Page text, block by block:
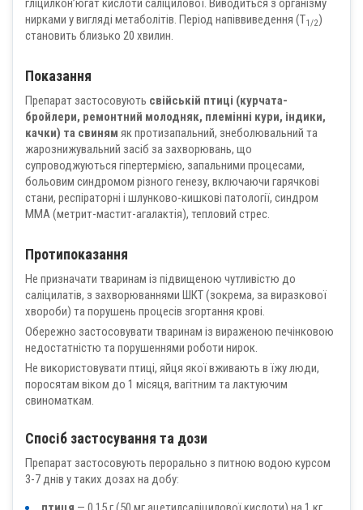
гліцилкон’югат кислоти саліцилової. Виводиться з організму
нирками у вигляді метаболітів. Період напіввиведення (Т1/2)
становить близько 20 хвилин.
Показання
Препарат застосовують свійській птиці (курчата-
бройлери, ремонтний молодняк, племінні кури, індики,
качки) та свиням як протизапальний, знеболювальний та
жарознижувальний засіб за захворювань, що
супроводжуються гіпертермією, запальними процесами,
больовим синдромом різного генезу, включаючи гарячкові
стани, респіраторні і шлунково-кишкові патології, синдром
ММА (метрит-мастит-агалактія), тепловий стрес.
Протипоказання
Не призначати тваринам із підвищеною чутливістю до
саліцилатів, з захворюваннями ШКТ (зокрема, за виразкової
хвороби) та порушень процесів згортання крові.
Обережно застосовувати тваринам із вираженою печінковою
недостатністю та порушеннями роботи нирок.
Не використовувати птиці, яйця якої вживають в їжу люди,
поросятам віком до 1 місяця, вагітним та лактуючим
свиноматкам.
Спосіб застосування та дози
Препарат застосовують перорально з питною водою курсом
3-7 днів у таких дозах на добу: